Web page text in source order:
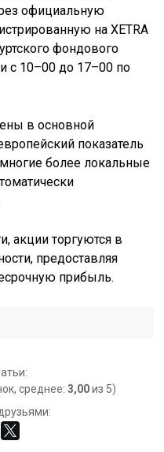
официальную
на XETRA
фондового
с 10–00 до 17–00 по
в основной
показатель
более локальные
акции торгуются в
предоставляя
прибыль.
среднее:3,00из 5)